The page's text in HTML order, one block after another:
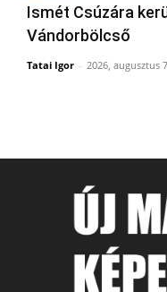
Ismét Csúzára
Vándorbölcső
Tatai Igor - 2026, augusztus